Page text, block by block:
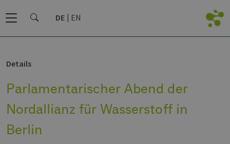
DE EN
Details
Parlamentarischer Abend der
Nordallianz für Wasserstoff in
Berlin